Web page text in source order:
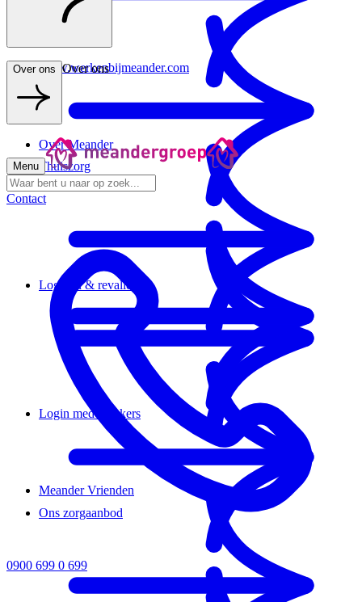
Thuiszorg
Ons zorgaanbod
Logeren & revalideren
www.werkenbijmeander.com
Login medewerkers
Over ons Over ons
Over Meander
Meander Vrienden
Menu
Contact
0900 699 0 699